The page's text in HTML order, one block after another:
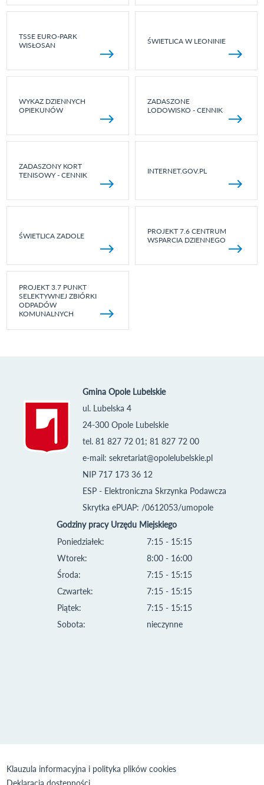
TSSE EURO-PARK
WISŁOSAN
ŚWIETLICA W LEONINIE
WYKAZ DZIENNYCH
OPIEKUNÓW
ZADASZONE
LODOWISKO - CENNIK
ZADASZONY KORT
TENISOWY - CENNIK
INTERNET.GOV.PL
ŚWIETLICA ZADOLE
PROJEKT 7.6 CENTRUM
WSPARCIA DZIENNEGO
PROJEKT 3.7 PUNKT
SELEKTYWNEJ ZBIÓRKI
ODPADÓW
KOMUNALNYCH
Gmina Opole Lubelskie
ul. Lubelska 4
24-300 Opole Lubelskie
tel. 81 827 72 01; 81 827 72 00
e-mail: sekretariat@opolelubelskie.pl
NIP 717 173 36 12
ESP - Elektroniczna Skrzynka Podawcza
Skrytka ePUAP: /0612053/umopole
Godziny pracy Urzędu Miejskiego
Poniedziałek:
Wtorek:
Środa:
Czwartek:
Piątek:
Sobota:
7:15 - 15:15
8:00 - 16:00
7:15 - 15:15
7:15 - 15:15
7:15 - 15:15
nieczynne
Klauzula informacyjna i polityka plików cookies